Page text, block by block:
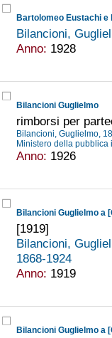
Bartolomeo Eustachi e
Bilancioni,
Anno: 1928
Bilancioni Guglielmo
rimborsi per
Bilancioni, Guglielmo,
Ministero della
Anno: 1926
Bilancioni Guglielmo a
[1919]
Bilancioni,
1868-1924
Anno: 1919
Bilancioni Guglielmo a